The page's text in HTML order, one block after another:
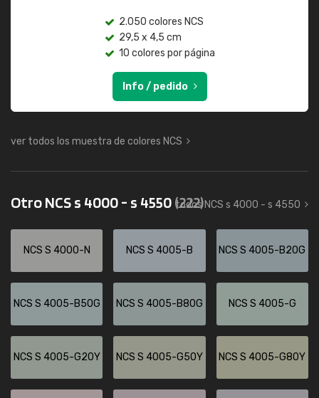
2.050 colores NCS
29,5 x 4,5 cm
10 colores por página
Info / pedido
ver todos los muestra de colores NCS
Otro NCS s 4000 - s 4550(222)
todos NCS s 4000 - s 4550
NCS S 4000-N NCS S 4005-B NCS S 4005-B20G
NCS S 4005-B50G NCS S 4005-B80G NCS S 4005-G
NCS S 4005-G20Y NCS S 4005-G50Y NCS S 4005-G80Y